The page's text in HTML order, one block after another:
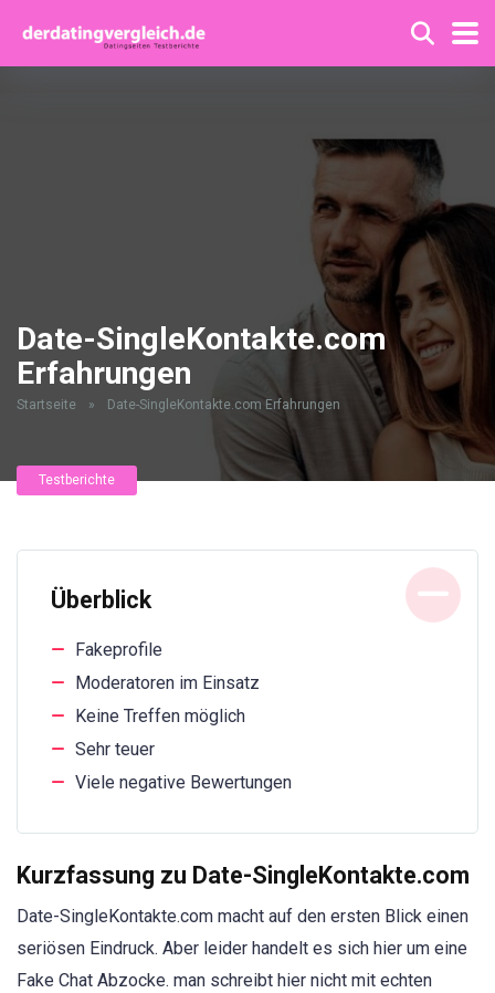
Date-SingleKontakte.com
Erfahrungen
Startseite » Date-SingleKontakte.com Erfahrungen
Testberichte
Überblick
Fakeprofile
Moderatoren im Einsatz
Keine Treffen möglich
Sehr teuer
Viele negative Bewertungen
Kurzfassung zu Date-SingleKontakte.com
Date-SingleKontakte.com macht auf den ersten Blick einen
seriösen Eindruck. Aber leider handelt es sich hier um eine
Fake Chat Abzocke. man schreibt hier nicht mit echten